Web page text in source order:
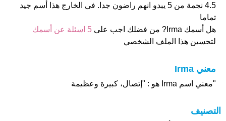
4.5 نجمة من 5 يبدو انهم راضون جدا. فى الخارج هذا أسم جيد
تماما
هل أسمك Irma? من فضلك اجب على
5 اسئلة عن أسمك
لتحسين هذا الملف الشخصي
معني Irma
"معني اسم Irma هو : "إتصال، كبيرة وعظيمة
التصنيف